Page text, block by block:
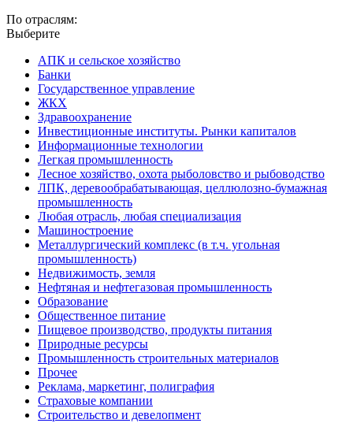
По отраслям:
Выберите
АПК и сельское хозяйство
Банки
Государственное управление
ЖКХ
Здравоохранение
Инвестиционные институты. Рынки капиталов
Информационные технологии
Легкая промышленность
Лесное хозяйство, охота рыболовство и рыбоводство
ЛПК, деревообрабатывающая, целлюлозно-бумажная
промышленность
Любая отрасль, любая специализация
Машиностроение
Металлургический комплекс (в т.ч. угольная
промышленность)
Недвижимость, земля
Нефтяная и нефтегазовая промышленность
Образование
Общественное питание
Пищевое производство, продукты питания
Природные ресурсы
Промышленность строительных материалов
Прочее
Реклама, маркетинг, полиграфия
Страховые компании
Строительство и девелопмент